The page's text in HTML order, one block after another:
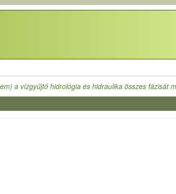
a vízgyűjtő hidrológia és hidraulika összes fázisát